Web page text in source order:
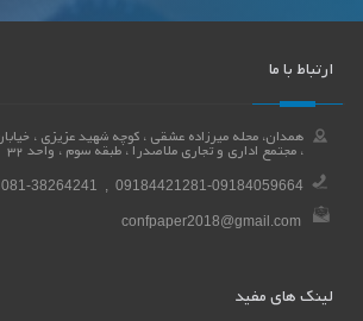
ارتباط با ما
، مجتمع اداری و تجاری ملاصدرا ، طبقه سوم ، واحد 32
081-38264241 , 09184421281-09184059664
confpaper2018@gmail.com
لینک های مفید